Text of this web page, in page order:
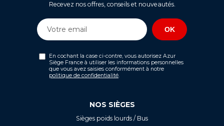
Recevez nos offres, conseils et nouveautés.
En cochant la case ci-contre, vous autorisez Azur
Siège France à utiliser les informations personnelles
que vous avez saisies conformément à notre
politique de confidentialité.
NOS SIÈGES
Sièges poids lourds / Bus